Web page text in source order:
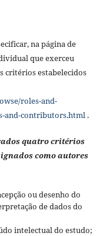
na página de
que exerceu
critérios estabelecidos
roles-and-
and-contributors.html.
quatro critérios
como autores
ou desenho do
de dados do
intelectual do estudo;